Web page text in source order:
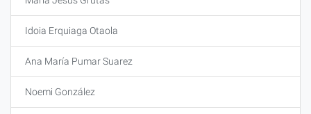
Idoia Erquiaga Otaola
Ana María Pumar Suarez
Noemi González